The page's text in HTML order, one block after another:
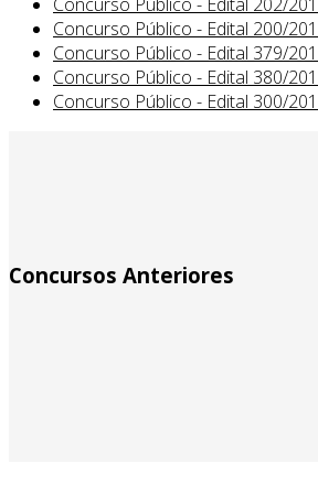
Concurso Público - Edital 200/
Concurso Público - Edital 379/
Concurso Público - Edital 380/
Concurso Público - Edital 300/
Concursos Anteriores